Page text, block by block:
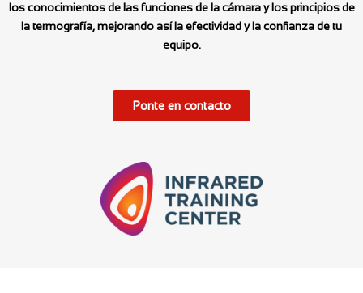
los conocimientos de las funciones de la cámara y los principios de
la termografía, mejorando así la efectividad y la confianza de tu
equipo.
Ponte en contacto